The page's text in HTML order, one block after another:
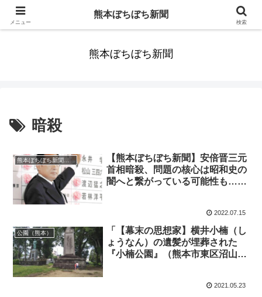
みんなまだ気づかずすごしていたんだわ。ずっといっしょに歩いてゆけるっ
熊本ぼちぼち新聞
暗殺
熊本ぼちぼち新聞（全国版）
【熊本ぼちぼち新聞】安倍晋三元
首相暗殺、問題の核心は昭和史の
闇へと繋がっている可能性も…？
2022.07.15
公園（熊本）
「【幕末の思想家】横井小楠（し
ょうなん）の遺髪が埋葬された
『小楠公園』（熊本市東区沼山
2021.05.23
メニュー
熊本ぼちぼち新聞
検索